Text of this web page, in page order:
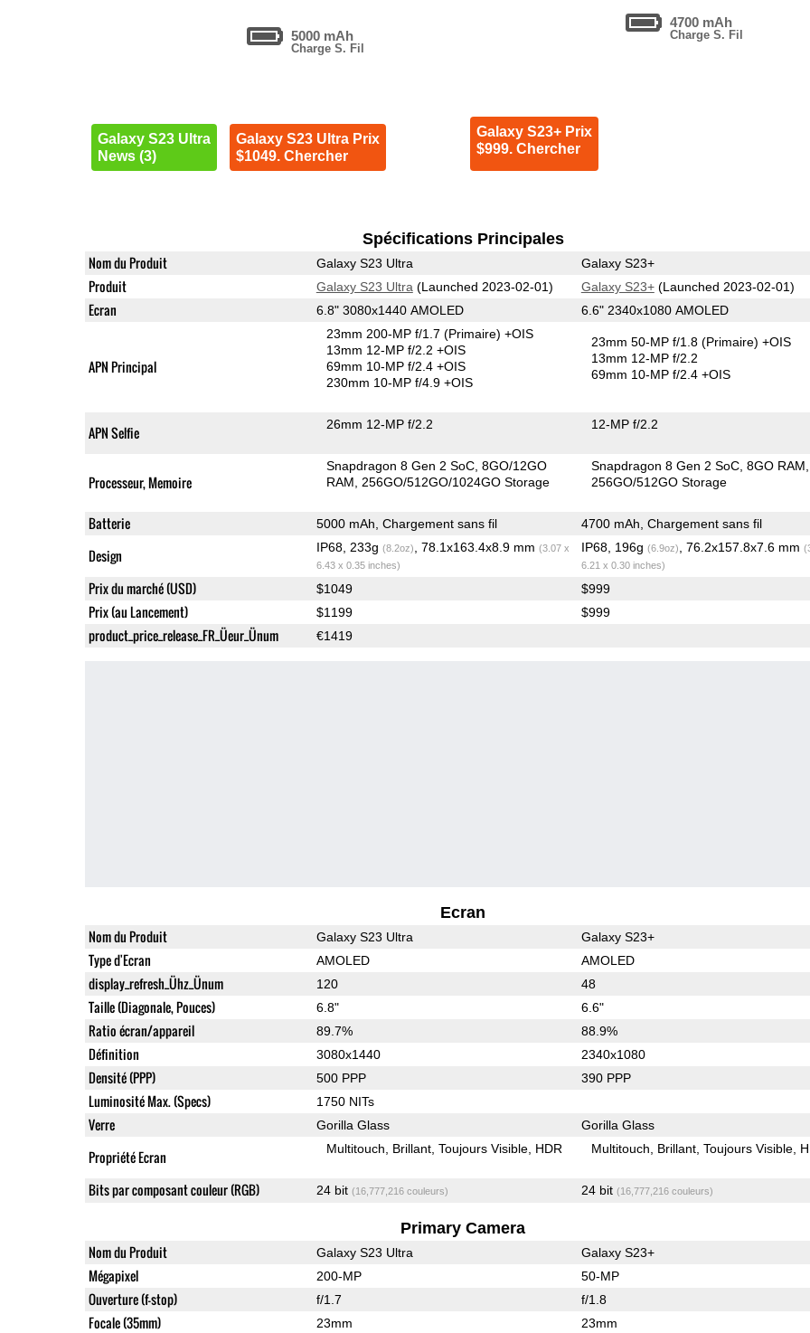
5000 mAh
Charge S. Fil
Galaxy S23 Ultra
News (3)
Galaxy S23 Ultra Prix
$1049. Chercher
4700 mAh
Charge S. Fil
Galaxy S23+ Prix
$999. Chercher
Spécifications Principales
Nom du Produit Galaxy S23 Ultra Galaxy S23+
Produit Galaxy S23 Ultra (Launched 2023-02-01) Galaxy S23+(Launched 2023-02-01)
Ecran 6.8" 3080x1440 AMOLED 6.6" 2340x1080 AMOLED
APN Principal
23mm 200-MP f/1.7(Primaire) +OIS
13mm 12-MP f/2.2 +OIS
69mm 10-MP f/2.4 +OIS
230mm 10-MP f/4.9 +OIS
23mm 50-MP f/1.8(Primaire) +OIS
13mm 12-MP f/2.2
69mm 10-MP f/2.4 +OIS
APN Selfie 26mm 12-MP f/2.2 12-MP f/2.2
Processeur, Memoire
Snapdragon 8 Gen 2 SoC 8GO/12GO
RAM
256GO/512GO/1024GO Storage
Snapdragon 8 Gen 2 SoC 8GO RAM
256GO/512GO Storage
Batterie 5000 mAh, Chargement sans fil 4700 mAh, Chargement sans fil
Design IP68, 233g (8.2oz) , 78.1x163.4x8.9 mm (3.07 x
6.43 x 0.35 inches)
IP68, 196g (6.9oz) , 76.2x157.8x7.6 mm
6.21 x 0.30 inches)
Prix du marché (USD) $1049 $999
Prix (au Lancement) $1199 $999
product_price_release_FR_Üeur_Ünum €1419
Ecran
Nom du Produit Galaxy S23 Ultra Galaxy S23+
Type d'Ecran AMOLED AMOLED
display_refresh_Ühz_Ünum 120 48
Taille (Diagonale, Pouces) 6.8" 6.6"
Ratio écran/appareil 89.7% 88.9%
Définition 3080x1440 2340x1080
Densité (PPP) 500 PPP 390 PPP
Luminosité Max. (Specs) 1750 NITs
Verre Gorilla Glass Gorilla Glass
Propriété Ecran Multitouch Brillant Toujours Visible HDR Multitouch Brillant Toujours Visible
Bits par composant couleur (RGB) 24 bit (16,777,216 couleurs) 24 bit (16,777,216 couleurs)
Primary Camera
Nom du Produit Galaxy S23 Ultra Galaxy S23+
Mégapixel 200-MP 50-MP
Ouverture (f-stop) f/1.7 f/1.8
Focale (35mm) 23mm 23mm